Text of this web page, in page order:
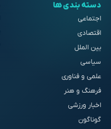
دسته بندی ها
اجتماعی
اقتصادی
بین الملل
سیاسی
علمی و فناوری
فرهنگ و هنر
اخبار ورزشی
گوناگون